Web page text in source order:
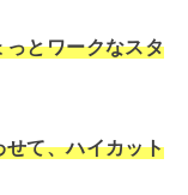
とワークなスタ
て、ハイカット